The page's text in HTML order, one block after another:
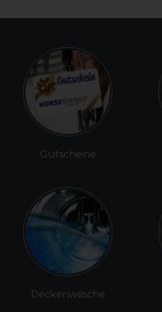
Gutscheine
Deckenwäsche